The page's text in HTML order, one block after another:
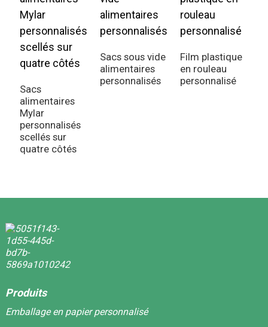
Sacs
alimentaires
Mylar
personnalisés
scellés sur
quatre côtés
Sacs sous vide
alimentaires
personnalisés
Film plastique
en rouleau
personnalisé
Produits
Emballage en papier personnalisé